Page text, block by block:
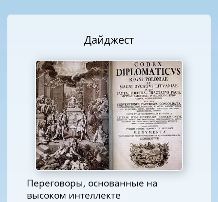
Дайджест
Переговоры, основанные на
высоком интеллекте